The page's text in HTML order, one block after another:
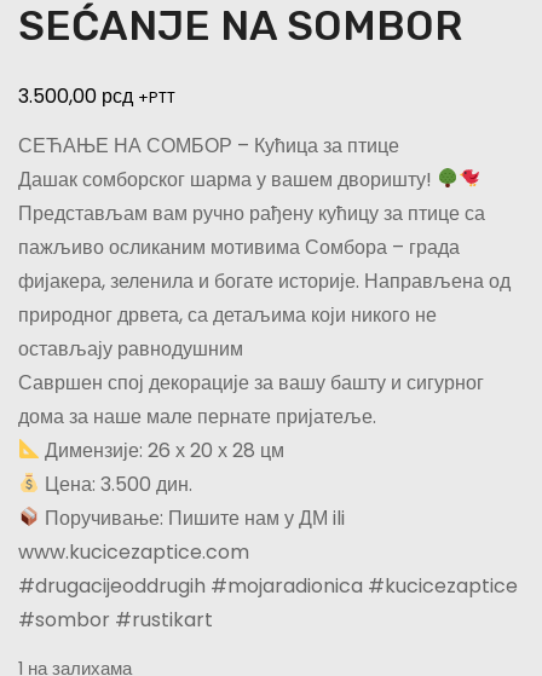
SEĆANJE NA SOMBOR
3.500,00 рсд +PTT
СЕЋАЊЕ НА СОМБОР – Кућица за птице
Дашак сомборског шарма у вашем дворишту!
Представљам вам ручно рађену кућицу за птице са
пажљиво осликаним мотивима Сомбора – града
фијакера, зеленила и богате историје. Направљена од
природног дрвета, са детаљима који никого не
остављају равнодушним
Савршен спој декорације за вашу башту и сигурног
дома за наше мале пернате пријатеље.
Димензије: 26 х 20 х 28 цм
Цена: 3.500 дин.
Поручивање: Пишите нам у ДМ ili
www.kucicezaptice.com
#drugacijeoddrugih #mojaradionica #kucicezaptice
#sombor #rustikart
1 на залихама